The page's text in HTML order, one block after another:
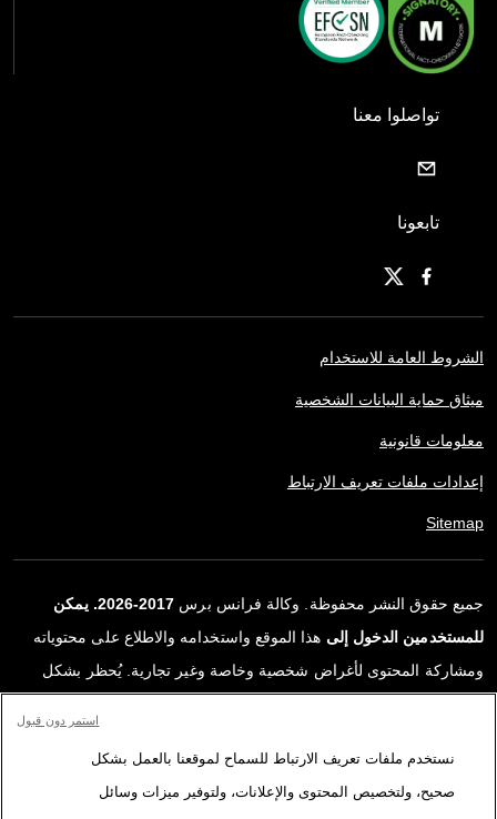
تواصلوا معنا
تابعونا
الشروط العامة للاستخدام
ميثاق حماية البيانات الشخصية
معلومات قانونية
إعدادات ملفات تعريف الارتباط
Sitemap
جميع حقوق النشر محفوظة. وكالة فرانس برس
2017-2026. يمكن
للمستخدمين الدخول إلى هذا الموقع واستخدامه والاطلاع على محتوياته
ومشاركة المحتوى لأغراض شخصية وخاصة وغير تجارية. يُحظر بشكل
ترخيص محددة موقعة مع وكالة فرانس برس. المواد والروابط الواردة في
التقارير، والتي لم تنتجها وكالة فرانس برس، مستخدمة فقط وبالقدر
نستخدم ملفات تعريف الارتباط للسماح لموقعنا بالعمل بشكل
صحيح، ولتخصيص المحتوى والإعلانات، ولتوفير ميزات وسائل
استمر دون قبول